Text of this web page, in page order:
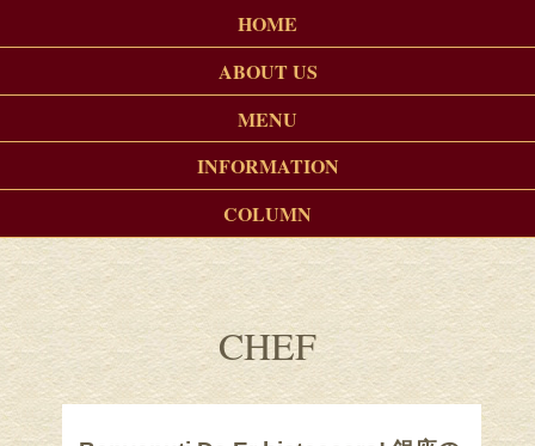
HOME
ABOUT US
MENU
INFORMATION
COLUMN
CHEF